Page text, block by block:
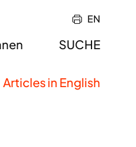
SUCHE
EN
Articles in English